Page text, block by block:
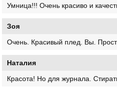
Умница!!! Очень красиво и
Зоя
Очень. Красивый плед. Вы.
Наталия
Красота! Но для журнала.